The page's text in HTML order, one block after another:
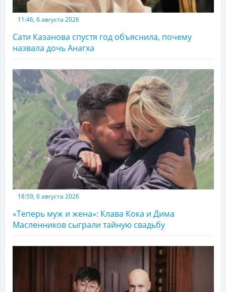
11:46, 6 августа 2026
Сати Казанова спустя год объяснила, почему
назвала дочь Анагха
18:59, 6 августа 2026
«Теперь муж и жена»: Клава Кока и Дима
Масленников сыграли тайную свадьбу